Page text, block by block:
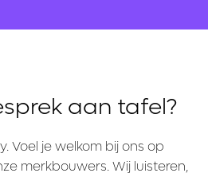
aan tafel?
Voel je welkom bij ons op
merkbouwers. Wij luisteren,